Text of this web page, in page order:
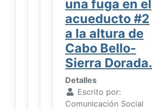
una fuga en el
acueducto #2
a la altura de
Cabo Bello-
Sierra Dorada.
Detalles
Escrito por:
Comunicación Social